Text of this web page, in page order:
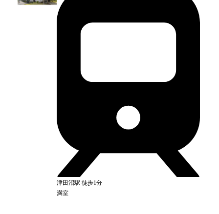
津田沼駅 徒歩1分
満室